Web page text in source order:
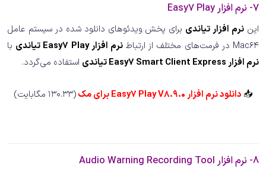
7- نرم افزار Easy7 Play
این نرم افزار تیاندی برای پخش ویدئوهای دانلود شده در سیستم عامل
Mac64 در فرمت‌های مختلف از ارتباط
نرم افزار Easy7 Play تیاندی
با
نرم افزار Easy7 Smart Client Express تیاندی
استفاده می‌گردد.
📥 دانلود نرم افزار Easy7 Play V8.9.0 برای مک (130.33 مگابایت)
8- نرم افزار Audio Warning Recording Tool